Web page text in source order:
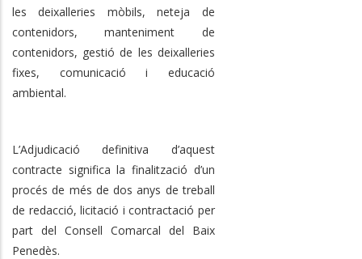
les deixalleries mòbils, neteja de
contenidors, manteniment de
contenidors, gestió de les deixalleries
fixes, comunicació i educació
ambiental.
L’Adjudicació definitiva d’aquest
contracte significa la finalització d’un
procés de més de dos anys de treball
de redacció, licitació i contractació per
part del Consell Comarcal del Baix
Penedès.